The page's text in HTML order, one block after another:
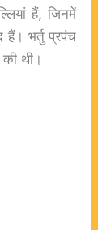
हैं, जिनमें
हैं। भर्तु प्रपंच
थी।